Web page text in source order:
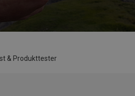
& Produkttester